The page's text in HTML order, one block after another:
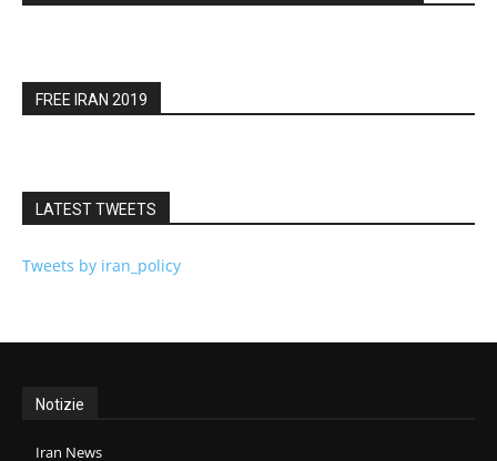
FREE IRAN 2019
LATEST TWEETS
Tweets by iran_policy
Notizie
Iran News